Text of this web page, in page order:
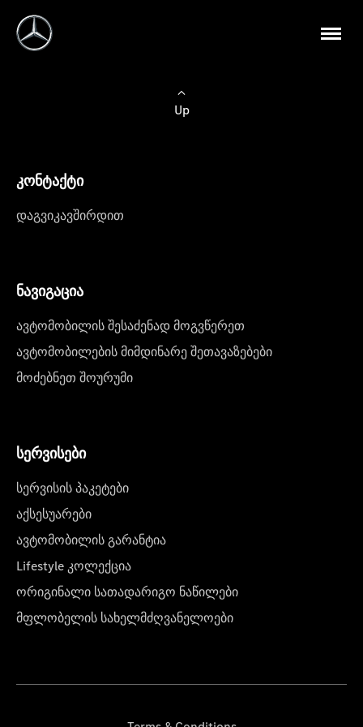
Up
კონტაქტი
დაგვიკავშირდით
ნავიგაცია
ავტომობილის შესაძენად მოგვწერეთ
ავტომობილების მიმდინარე შეთავაზებები
მოძებნეთ შოურუმი
სერვისები
სერვისის პაკეტები
აქსესუარები
ავტომობილის გარანტია
Lifestyle კოლექცია
ორიგინალი სათადარიგო ნაწილები
მფლობელის სახელმძღვანელოები